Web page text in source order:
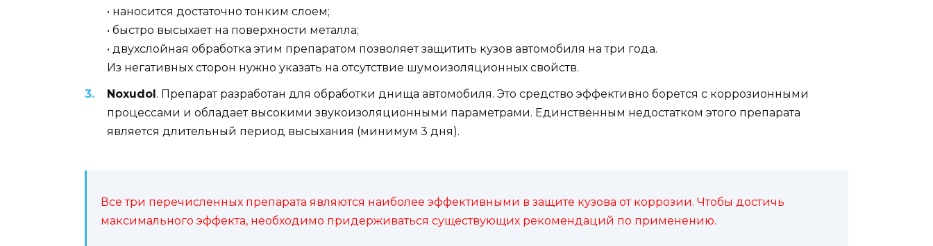
• наносится достаточно тонким слоем;
• быстро высыхает на поверхности металла;
• двухслойная обработка этим препаратом позволяет защитить кузов автомобиля на три года.
Из негативных сторон нужно указать на отсутствие шумоизоляционных свойств.
Noxudol. Препарат разработан для обработки днища автомобиля. Это средство эффективно борется с коррозионными
процессами и обладает высокими звукоизоляционными параметрами. Единственным недостатком этого препарата
является длительный период высыхания (минимум 3 дня).
Все три перечисленных препарата являются наиболее эффективными в защите кузова от коррозии. Чтобы достичь
максимального эффекта, необходимо придерживаться существующих рекомендаций по применению.